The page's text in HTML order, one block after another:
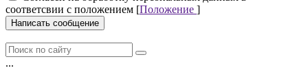
соответсвии с положением [Положение ]
Написать сообщение
...